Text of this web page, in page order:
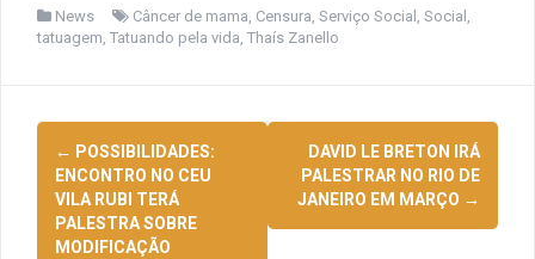
News Câncer de mama, Censura, Serviço Social , Social ,
tatuagem, Tatuando pela vida, Thaís Zanello
Navegação
de
posts
← POSSIBILIDADES:
ENCONTRO NO CEU
VILA RUBI TERÁ
PALESTRA SOBRE
MODIFICAÇÃO
DAVID LE BRETON IRÁ
PALESTRAR NO RIO DE
JANEIRO EM MARÇO →